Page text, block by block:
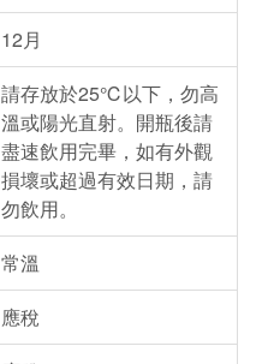
12月
請存放於25℃以下，勿高
溫或陽光直射。開瓶後請
盡速飲用完畢，如有外觀
損壞或超過有效日期，請
勿飲用。
常溫
應稅